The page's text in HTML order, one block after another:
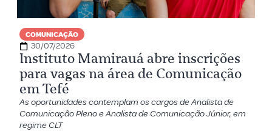
COMUNICAÇÃO
30/07/2026
Instituto Mamirauá abre inscrições
para vagas na área de Comunicação
em Tefé
As oportunidades contemplam os cargos de Analista de
Comunicação Pleno e Analista de Comunicação Júnior, em
regime CLT